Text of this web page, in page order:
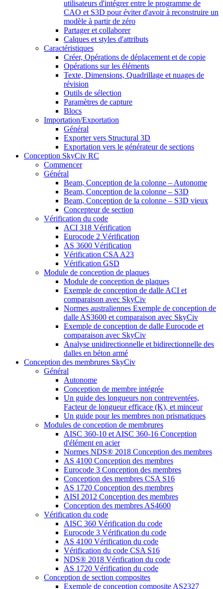
utilisateurs d'intégrer entre le programme de
CAO et S3D pour éviter d'avoir à reconstruire un
modèle à partir de zéro
Partager et collaborer
Calques et styles d'attributs
Caractéristiques
Créer, Opérations de déplacement et de copie
Opérations sur les éléments
Texte, Dimensions, Quadrillage et nuages ​​de
révision
Outils de sélection
Paramètres de capture
Blocs
Importation/Exportation
Général
Exporter vers Structural 3D
Exportation vers le générateur de sections
Conception SkyCiv RC
Commencer
Général
Beam, Conception de la colonne – Autonome
Beam, Conception de la colonne – S3D
Beam, Conception de la colonne – S3D vieux
Concepteur de section
Vérification du code
ACI 318 Vérification
Eurocode 2 Vérification
AS 3600 Vérification
Vérification CSA A23
Vérification GSD
Module de conception de plaques
Module de conception de plaques
Exemple de conception de dalle ACI et
comparaison avec SkyCiv
Normes australiennes Exemple de conception de
dalle AS3600 et comparaison avec SkyCiv
Exemple de conception de dalle Eurocode et
comparaison avec SkyCiv
Analyse unidirectionnelle et bidirectionnelle des
dalles en béton armé
Conception des membrures SkyCiv
Général
Autonome
Conception de membre intégrée
Un guide des longueurs non contreventées,
Facteur de longueur efficace (K), et minceur
Un guide pour les membres non prismatiques
Modules de conception de membrures
AISC 360-10 et AISC 360-16 Conception
d'élément en acier
Normes NDS® 2018 Conception des membres
AS 4100 Conception des membres
Eurocode 3 Conception des membres
Conception des membres CSA S16
AS 1720 Conception des membres
AISI 2012 Conception des membres
Conception des membres AS4600
Vérification du code
AISC 360 Vérification du code
Eurocode 3 Vérification du code
AS 4100 Vérification du code
Vérification du code CSA S16
NDS® 2018 Vérification du code
AS 1720 Vérification du code
Conception de section composites
Exemple de conception composite AS2327